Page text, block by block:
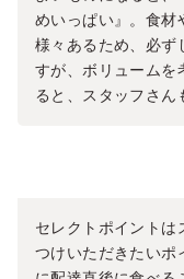
めいっぱい』。食材
様々あるため、必ず
すが、ボリュームを
ると、スタッフさん
セレクトポイントは
つけいただきたいポ